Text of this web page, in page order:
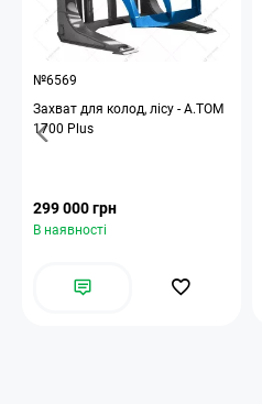
№6569
Захват для колод, лісу - А.ТОМ
1700 Plus
299 000 грн
В наявності